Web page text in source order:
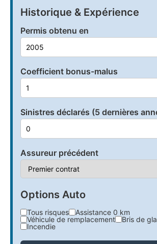
Historique & Expérience
Permis obtenu en
Coefficient bonus-malus
Sinistres déclarés (5 dernières
Assureur précédent
Options Auto
Tous risques
Assistance 0 km
Véhicule de remplacement
Bris de
Incendie